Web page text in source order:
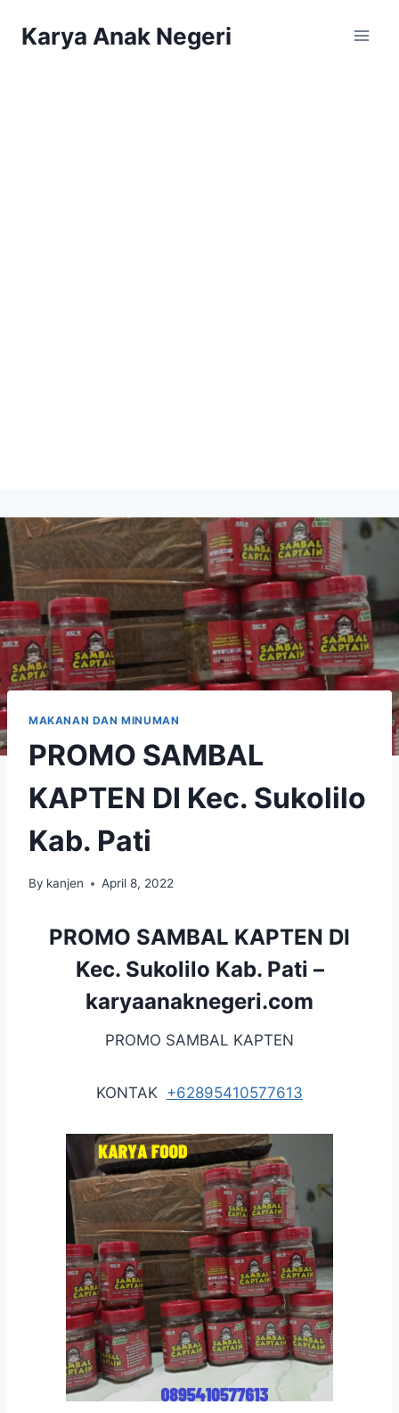
Karya Anak Negeri
MAKANAN DAN MINUMAN
PROMO SAMBAL
KAPTEN DI Kec. Sukolilo
Kab. Pati
By kanjen April 8, 2022
PROMO SAMBAL KAPTEN DI
Kec. Sukolilo Kab. Pati –
karyaanaknegeri.com
PROMO SAMBAL KAPTEN
KONTAK +62895410577613